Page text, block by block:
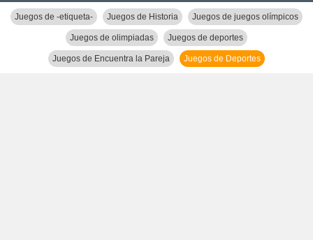
Juegos de -etiqueta- Juegos de Historia Juegos de juegos olímpicos
Juegos de olimpiadas Juegos de deportes
Juegos de Encuentra la Pareja Juegos de Deportes